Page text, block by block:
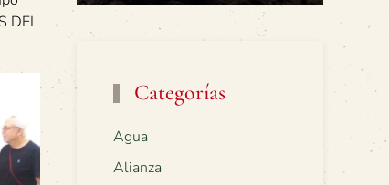
DEL
Categorías
Agua
Alianza